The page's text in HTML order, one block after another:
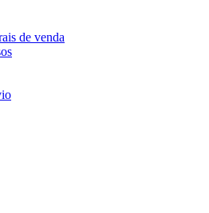
de venda